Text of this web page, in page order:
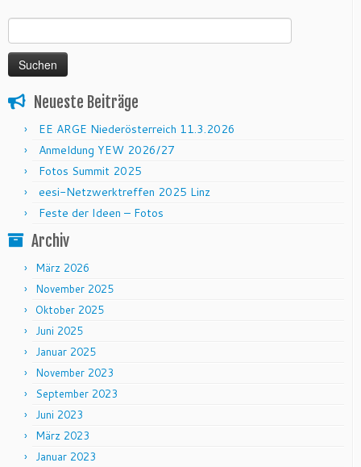
Neueste Beiträge
EE ARGE Niederösterreich 11.3.2026
Anmeldung YEW 2026/27
Fotos Summit 2025
eesi-Netzwerktreffen 2025 Linz
Feste der Ideen – Fotos
Archiv
März 2026
November 2025
Oktober 2025
Juni 2025
Januar 2025
November 2023
September 2023
Juni 2023
März 2023
Januar 2023